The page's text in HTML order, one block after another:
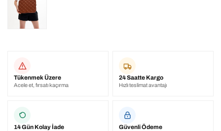
Tükenmek Üzere
Acele et, fırsatı kaçırma
24 Saatte Kargo
Hızlı teslimat avantajı
14 Gün Kolay İade Güvenli Ödeme